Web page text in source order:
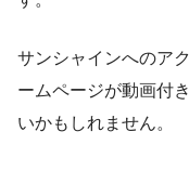
サンシャインへのア
ームページが動画付
いかもしれません。